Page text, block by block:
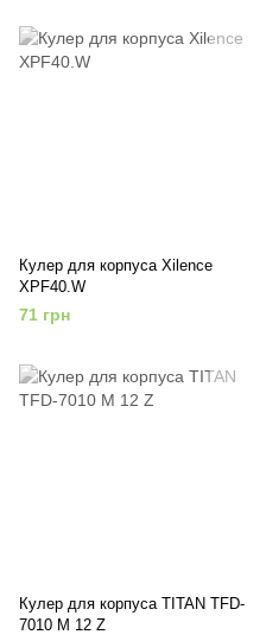
Кулер для корпуса Xilence
XPF40.W
71 грн
Кулер для корпуса TITAN TFD-
7010 M 12 Z